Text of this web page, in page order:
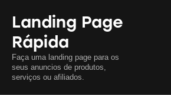
Landing Page
Rápida
Faça uma landing page para os
seus anuncios de produtos,
serviços ou afiliados.